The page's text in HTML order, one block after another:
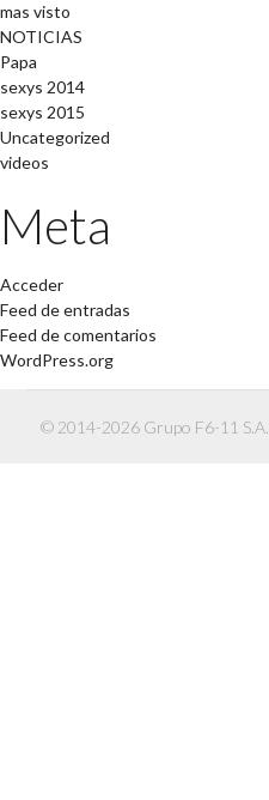
mas visto
NOTICIAS
Papa
sexys 2014
sexys 2015
Uncategorized
videos
Meta
Acceder
Feed de entradas
Feed de comentarios
WordPress.org
© 2014-2026 Grupo F6-11 S.A.